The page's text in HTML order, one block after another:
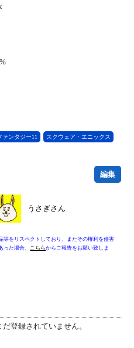
ァンタジー11 スクウェア・エニックス
編集
うさぎさん
等をリスペクトしており、またその権利を侵害
った場合、
こちらからご報告をお願い致しま
登録されていません。